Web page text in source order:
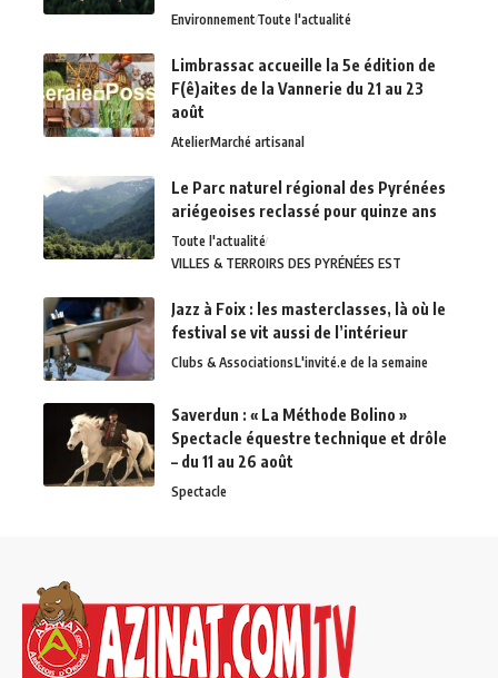
EnvironnementToute l'actualité
Limbrassac accueille la 5e édition de
F(ê)aites de la Vannerie du 21 au 23
août
AtelierMarché artisanal
Le Parc naturel régional des Pyrénées
ariégeoises reclassé pour quinze ans
Toute l'actualité
VILLES & TERROIRS DES PYRÉNÉES EST
Jazz à Foix : les masterclasses, là où le
festival se vit aussi de l’intérieur
Clubs & AssociationsL'invité.e de la semaine
Saverdun : « La Méthode Bolino »
Spectacle équestre technique et drôle
– du 11 au 26 août
Spectacle